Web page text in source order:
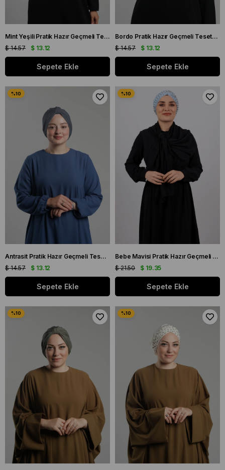
Mint Yeşili Pratik Hazır Geçmeli Tesettür Bone Sandy Pileli Salaş 2121_13
$ 13.12
$ 14.57
Sepete Ekle
Bordo Pratik Hazır Geçmeli Tesettür Bone Sandy Pileli Salaş 2121_16
$ 13.12
$ 14.57
Sepete Ekle
Antrasit Pratik Hazır Geçmeli Tesettür Bone Sandy Pileli Salaş 2121_25
$ 13.12
$ 14.57
Sepete Ekle
Bebe Mavisi Pratik Hazır Geçmeli Tesettür Bone Sandy Kumaş Taşlı 1456_11
$ 19.35
$ 21.50
Sepete Ekle